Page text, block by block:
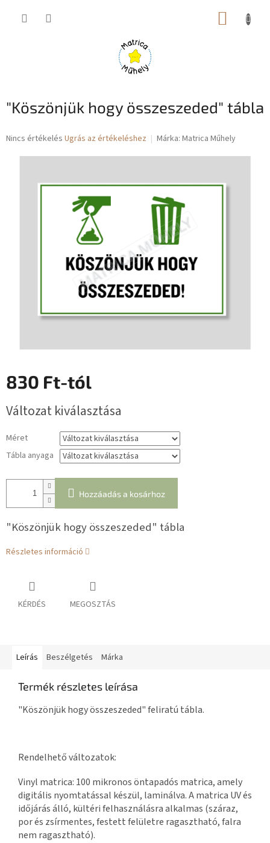
KOSÁR
"Köszönjük hogy összeszeded" tábla
A
Nincs értékelés Ugrás az értékeléshez Márka: Matrica Műhely
830 Ft-tól
Változat kiválasztása
Méret
Tábla anyaga
Hozzáadás a kosárhoz
"Köszönjük hogy összeszeded" tábla
Részletes információ
KÉRDÉS MEGOSZTÁS
Leírás Beszélgetés Márka
Termék részletes leírása
"Köszönjük hogy összeszeded" feliratú tábla.
Rendelhető változatok:
Vinyl matrica: 100 mikronos öntapadós matrica, amely
digitális nyomtatással készül, laminálva. A matrica UV és
időjárás álló, kültéri felhasználásra alkalmas (száraz,
por és zsírmentes, festett felületre ragasztható, falra
nem ragasztható).